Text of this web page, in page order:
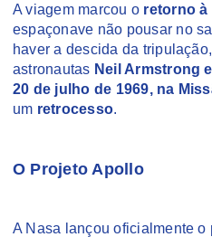
A viagem marcou o retorno à
espaçonave não pousar no
haver a descida da
astronautas Neil Armstrong
20 de julho de 1969, na
um retrocesso.
O Projeto Apollo
A Nasa lançou oficialmente o